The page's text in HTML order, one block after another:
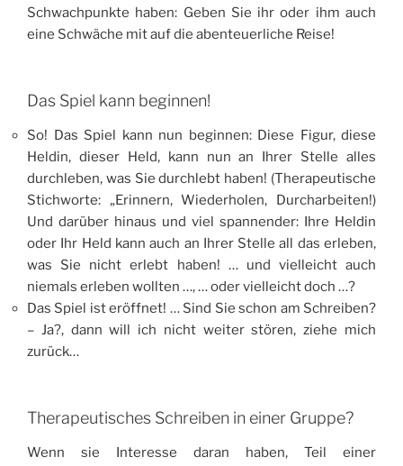
Schwachpunkte haben: Geben Sie ihr oder ihm auch
eine Schwäche mit auf die abenteuerliche Reise!
Das Spiel kann beginnen!
So! Das Spiel kann nun beginnen: Diese Figur, diese
Heldin, dieser Held, kann nun an Ihrer Stelle alles
durchleben, was Sie durchlebt haben! (Therapeutische
Stichworte: „Erinnern, Wiederholen, Durcharbeiten!)
Und darüber hinaus und viel spannender: Ihre Heldin
oder Ihr Held kann auch an Ihrer Stelle all das erleben,
was Sie nicht erlebt haben! … und vielleicht auch
niemals erleben wollten …, … oder vielleicht doch …?
Das Spiel ist eröffnet! … Sind Sie schon am Schreiben?
– Ja?, dann will ich nicht weiter stören, ziehe mich
zurück…
Therapeutisches Schreiben in einer Gruppe?
Wenn sie Interesse daran haben, Teil einer